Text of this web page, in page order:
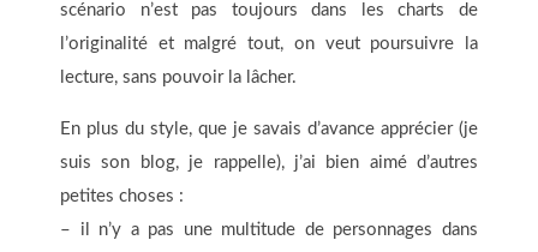
scénario n’est pas toujours dans les charts de
l’originalité et malgré tout, on veut poursuivre la
lecture, sans pouvoir la lâcher.
En plus du style, que je savais d’avance apprécier (je
suis son blog, je rappelle), j’ai bien aimé d’autres
petites choses :
– il n’y a pas une multitude de personnages dans